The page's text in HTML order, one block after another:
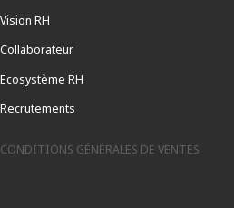
Vision RH
Collaborateur
Ecosystème RH
Recrutements
CONDITIONS GÉNÉRALES DE VENTES